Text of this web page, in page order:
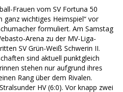
Frauen vom SV Fortuna 50
ganz wichtiges Heimspiel“ vor
formuliert. Am Samstag
Arena zu der MV-Liga-
SV Grün-Weiß Schwerin II.
sind aktuell punktgleich
stehen nur aufgrund ihres
Rang über dem Rivalen.
HV (6:0). Vor knapp zwei